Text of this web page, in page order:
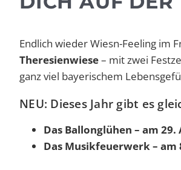
Endlich wieder Wiesn-Feeling im
Theresienwiese– mit zwei
ganz viel bayerischem
NEU: Dieses Jahr gibt es
Das Ballonglühen – am 29.
Das Musikfeuerwerk – am